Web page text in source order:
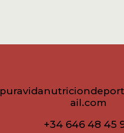
ail.com
+34 646 48 45